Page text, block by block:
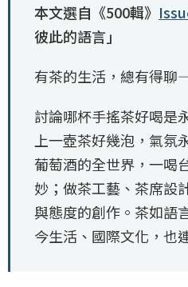
本文選自《500輯》
彼此的語言」
有茶的生活，總有得
討論哪杯手搖茶好喝是
上一壺茶好幾泡，氣氛
葡萄酒的全世界，一喝
妙；做茶工藝、茶席設
與態度的創作。茶如語
今生活、國際文化，也